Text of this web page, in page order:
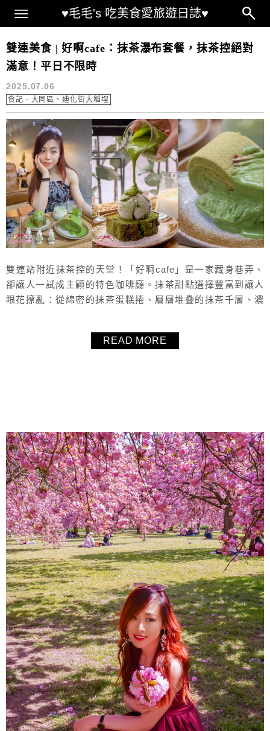
♥毛毛's 吃美食愛旅遊日誌♥
Main Menu
雙連 抹茶
雙連美食 | 好啊cafe：抹茶瀑布套餐，抹茶控絕對
滿意！平日不限時
2025.07.06
食記 - 大同區、迪化街大稻埕
雙連站附近抹茶控的天堂！「好啊cafe」是一家藏身巷弄、
卻讓人一試成主顧的特色咖啡廳。抹茶甜點選擇豐富到讓人
眼花撩亂：從綿密的抹茶蛋糕捲、層層堆疊的抹茶千層、濃
點、微辣開胃的咖哩飯等鹹食選擇，吃飽吃巧都沒問題。平
READ MORE
About